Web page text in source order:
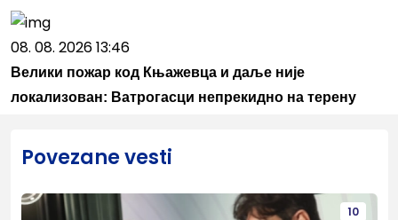
08. 08. 2026 13:46
Велики пожар код Књажевца и даље није
локализован: Ватрогасци непрекидно на терену
Povezane vesti
10